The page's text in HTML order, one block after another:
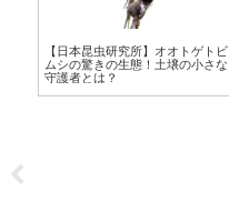
【日本昆虫研究所】オオトゲトビ
ムシの驚きの生態！土壌の小さな
守護者とは？